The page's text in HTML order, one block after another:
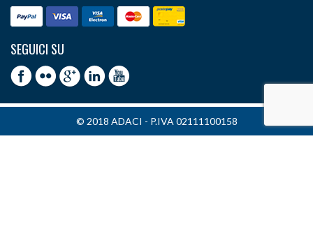
SEGUICI SU
© 2018 ADACI - P.IVA 02111100158